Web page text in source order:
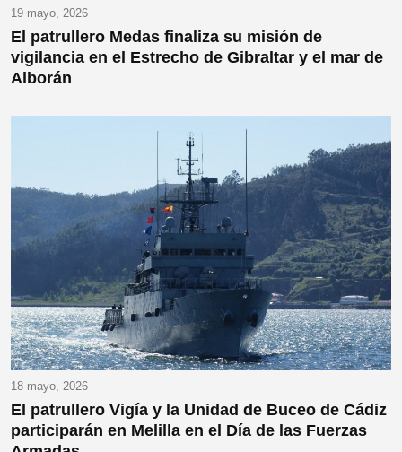
19 mayo, 2026
El patrullero Medas finaliza su misión de
vigilancia en el Estrecho de Gibraltar y el mar de
Alborán
18 mayo, 2026
El patrullero Vigía y la Unidad de Buceo de Cádiz
participarán en Melilla en el Día de las Fuerzas